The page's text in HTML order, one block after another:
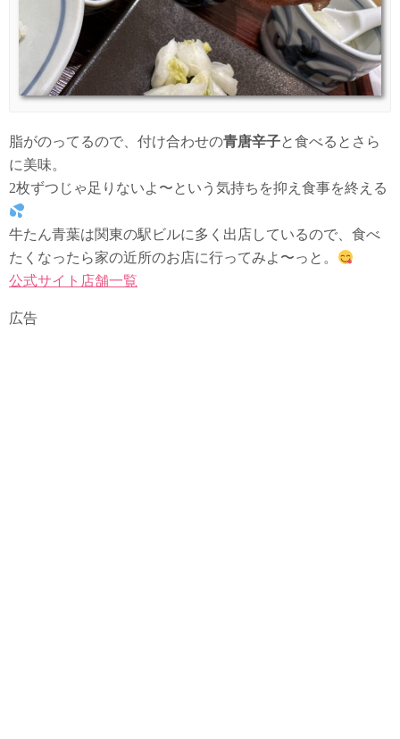
脂がのってるので、付け合わせの青唐辛子と食べるとさら
に美味。
2枚ずつじゃ足りないよ〜という気持ちを抑え食事を終える
牛たん青葉は関東の駅ビルに多く出店しているので、食べ
たくなったら家の近所のお店に行ってみよ〜っと。
公式サイト店舗一覧
広告